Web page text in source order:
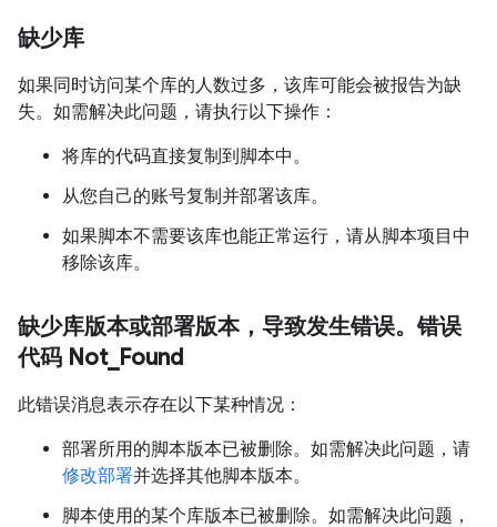
缺少库
如果同时访问某个库的人数过多，该库可能会被报告为缺
失。如需解决此问题，请执行以下操作：
将库的代码直接复制到脚本中。
从您自己的账号复制并部署该库。
如果脚本不需要该库也能正常运行，请从脚本项目中
移除该库。
缺少库版本或部署版本，导致发生错误。错误
代码 Not_ Found
此错误消息表示存在以下某种情况：
部署所用的脚本版本已被删除。如需解决此问题，请
修改部署并选择其他脚本版本。
脚本使用的某个库版本已被删除。如需解决此问题，